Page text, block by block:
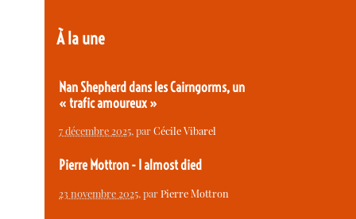
À la une
Nan Shepherd dans les Cairngorms, un
« trafic amoureux »
7 décembre 2025, parCécile Vibarel
Pierre Mottron - I almost died
23 novembre 2025, parPierre Mottron